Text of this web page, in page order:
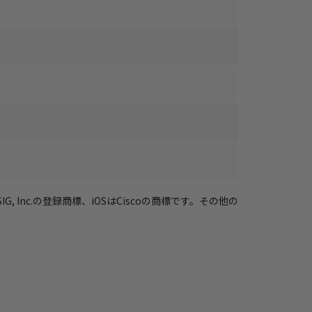
の登録商標、iOSはCiscoの商標です。その他の